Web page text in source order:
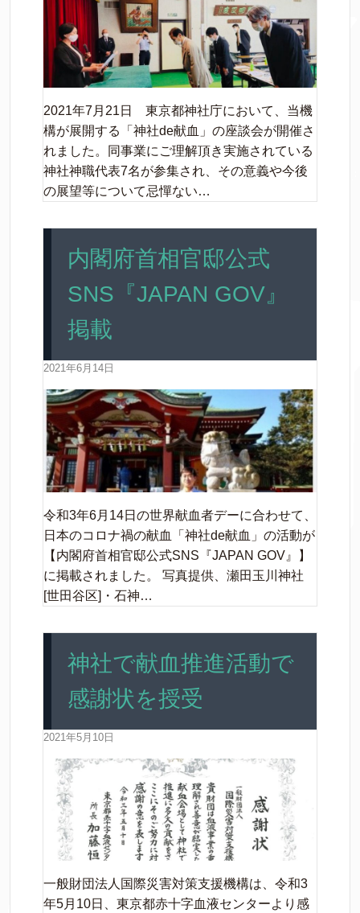
2021年7月21日 東京都神社庁において、当機
構が展開する「神社de献血」の座談会が開催さ
れました。同事業にご理解頂き実施されている
神社神職代表7名が参集され、その意義や今後
の展望等について忌憚ない…
内閣府首相官邸公式
SNS『JAPAN GOV』
掲載
2021年6月14日
令和3年6月14日の世界献血者デーに合わせて、
日本のコロナ禍の献血「神社de献血」の活動が
【内閣府首相官邸公式SNS『JAPAN GOV』】
に掲載されました。 写真提供、瀬田玉川神社
[世田谷区]・石神…
神社で献血推進活動で
感謝状を授受
2021年5月10日
一般財団法人国際災害対策支援機構は、令和3
年5月10日、東京都赤十字血液センターより感